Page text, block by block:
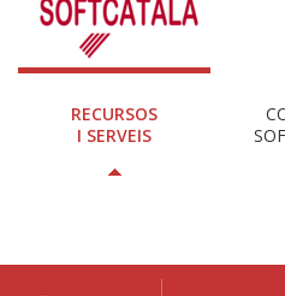
RECURSOS
I SERVEIS